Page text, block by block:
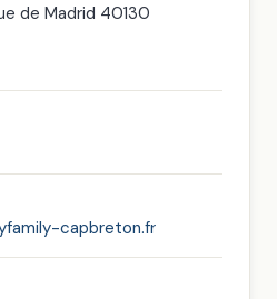
de Madrid 40130
capbreton.fr